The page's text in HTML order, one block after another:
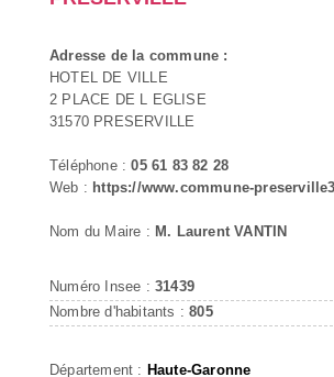
Adresse de la commune :
HOTEL DE VILLE
2 PLACE DE L EGLISE
31570 PRESERVILLE
Téléphone :05 61 83 82 28
Web : https://www.commune-
Nom du Maire : M. Laurent VANTIN
Numéro Insee : 31439
Nombre d'habitants :805
Département : Haute-Garonne